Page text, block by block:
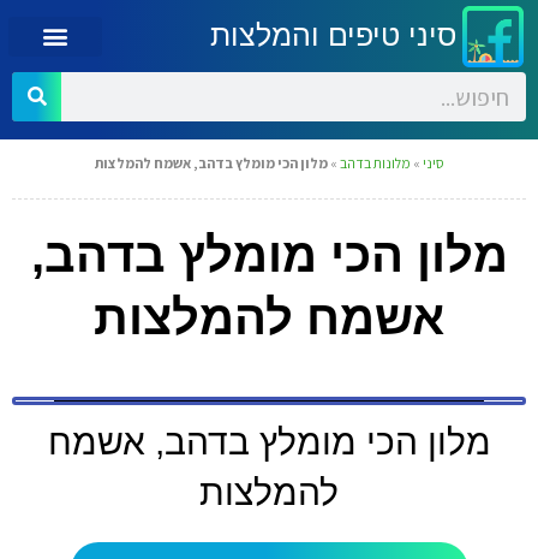
סיני טיפים והמלצות
סיני » מלונות בדהב »מלון הכי מומלץ בדהב, אשמח להמלצות
מלון הכי מומלץ בדהב,
אשמח להמלצות
מלון הכי מומלץ בדהב, אשמח
להמלצות